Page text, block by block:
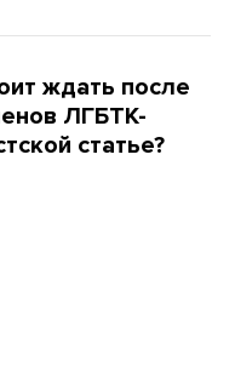
ждать после
ЛГБТК-
статье?